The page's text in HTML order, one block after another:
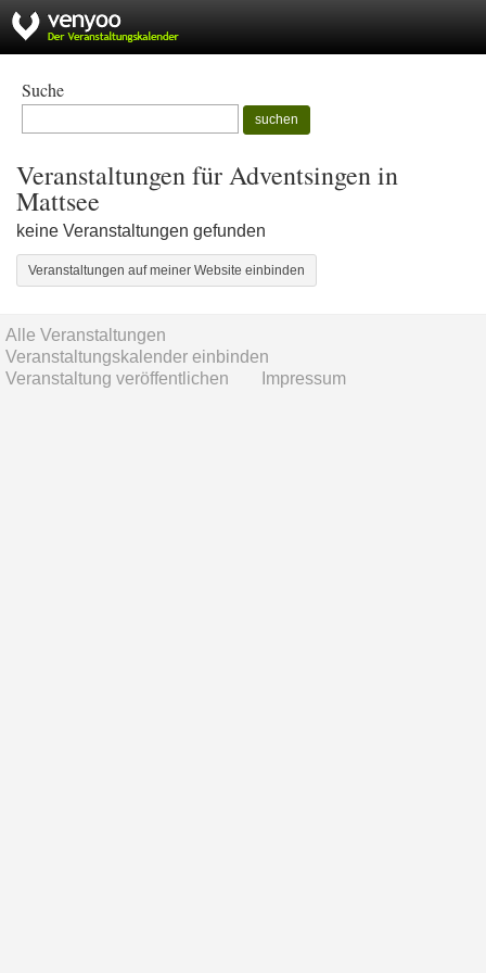
Suche
suchen
Veranstaltungen für Adventsingen in
Mattsee
keine Veranstaltungen gefunden
Veranstaltungen auf meiner Website einbinden
Alle Veranstaltungen
Veranstaltungskalender einbinden
Veranstaltung veröffentlichen
Impressum